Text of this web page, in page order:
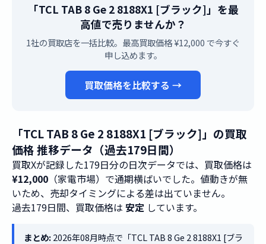
「TCL TAB 8 Ge 2 8188X1 [ブラック]」を最
高値で売りませんか？
1社の買取店を一括比較。最高買取価格 ¥12,000 で今すぐ
申し込めます。
買取価格を比較する →
「TCL TAB 8 Ge 2 8188X1 [ブラック]」の買取
価格 推移データ（過去179日間）
買取Xが記録した179日分の日次データでは、買取価格は
¥12,000 （家電市場）で通期横ばいでした。値動きが無
いため、売却タイミングによる差は出ていません。
過去179日間、買取価格は 安定 しています。
まとめ:2026年08月時点で「TCL TAB 8 Ge 2 8188X1 [ブラ